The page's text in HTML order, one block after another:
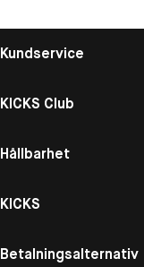
Kundservice
KICKS Club
Hållbarhet
KICKS
Betalningsalternativ